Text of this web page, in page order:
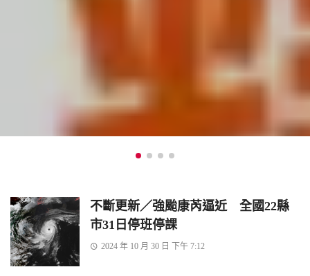
不斷更新／強颱康芮逼近 全國22縣
市31日停班停課
2024 年 10 月 30 日 下午 7:12